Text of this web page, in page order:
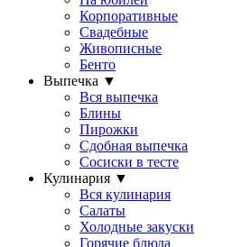
Корпоративные
Свадебные
Живописные
Бенто
Выпечка ▼
Вся выпечка
Блины
Пирожки
Сдобная выпечка
Сосиски в тесте
Кулинария ▼
Вся кулинария
Салаты
Холодные закуски
Горячие блюда